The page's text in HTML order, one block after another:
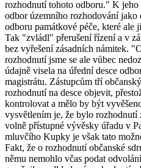
rozhodnutí tohoto odboru." K
odbor územního rozhodování
odboru památkové péče, které ale
Tak "zvládl" přerušení řízení a v
bez vyřešení zásadních námitek.
rozhodnutí jsme se ale vůbec
údajně visela na úřední desce
magistrátu. Zástupcům tří
rozhodnutí na desce objevit,
kontrolovat a mělo by být
vysvětlením je, že bylo rozhodnutí
volně přístupné vývěsky úřadu v
mluvčího Kupky je však tato
Fakt, že o rozhodnutí občanské
němu nemohlo včas podat